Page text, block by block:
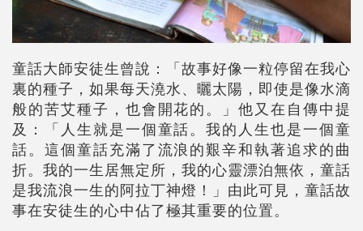
童話大師安徒生曾說：「故事好像一粒停留在我心
裏的種子，如果每天澆水、曬太陽，即使是像水滴
般的苦艾種子，也會開花的。」他又在自傳中提
及：「人生就是一個童話。我的人生也是一個童
話。這個童話充滿了流浪的艱辛和執著追求的曲
折。我的一生居無定所，我的心靈漂泊無依，童話
是我流浪一生的阿拉丁神燈！」由此可見，童話故
事在安徒生的心中佔了極其重要的位置。